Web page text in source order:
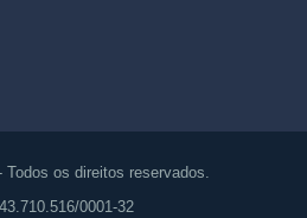
os direitos reservados.
0001-32